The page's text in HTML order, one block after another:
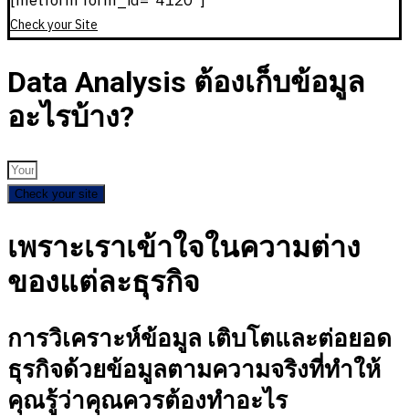
Check your Site
Data Analysis ต้องเก็บข้อมูล
อะไรบ้าง?
Check your site
เพราะเราเข้าใจในความต่าง
ของแต่ละธุรกิจ
การวิเคราะห์ข้อมูล เติบโตและต่อยอด
ธุรกิจด้วยข้อมูลตามความจริงที่ทำให้
คุณรู้ว่าคุณควรต้องทำอะไร